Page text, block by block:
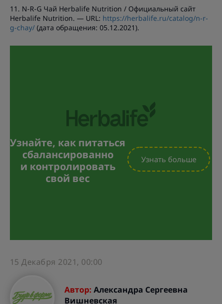
11. N-R-G Чай Herbalife Nutrition / Официальный сайт
Herbalife Nutrition. — URL: https://herbalife.ru/catalog/n-r-
g-chay/ (дата обращения: 05.12.2021).
Узнайте, как питаться
сбалансированно
и контролировать
свой вес
Узнать больше
15 Декабря 2021, 00:00
Автор: Александра Сергеевна
Вишневская